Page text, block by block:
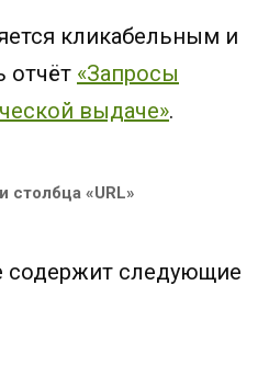
кликабельным и
отчёт «Запросы
выдаче».
столбца «URL»
содержит следующие